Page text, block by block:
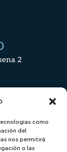
como
del
nos permitirá
o las
2